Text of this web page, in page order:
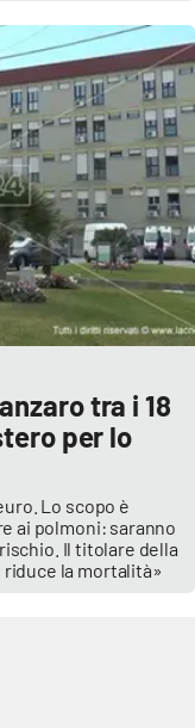
tra i 18
per lo
Lo scopo è
ai polmoni: saranno
. Il titolare della
riduce la mortalità»